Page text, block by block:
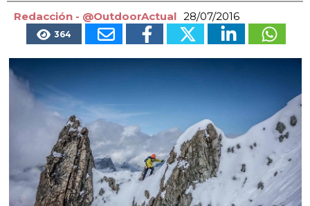
Redacción - @OutdoorActual 28/07/2016
364